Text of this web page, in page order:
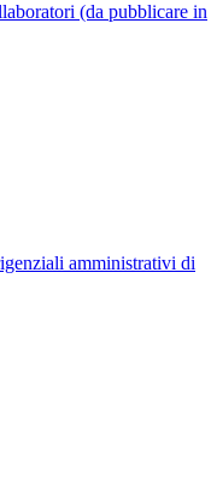
(da pubblicare in
amministrativi di